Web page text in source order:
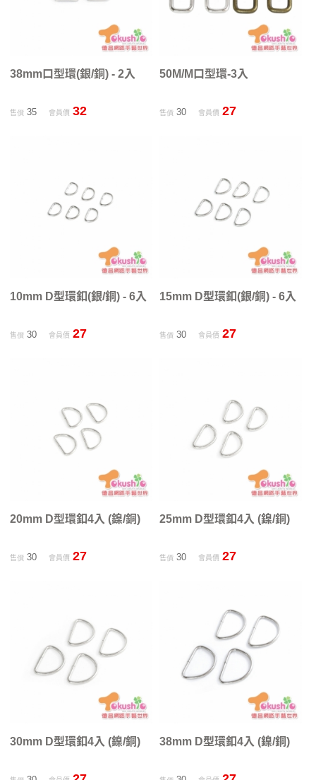
38mm口型環(銀/銅) - 2入
售價35 會員價 32
50M/M口型環-3入
售價 30 會員價 27
10mm D型環釦(銀/銅) - 6入
售價30 會員價 27
15mm D型環釦(銀/銅) - 6入
售價 30 會員價 27
20mm D型環釦4入 (鎳/銅)
售價30 會員價 27
25mm D型環釦4入 (鎳/銅)
售價 30 會員價 27
30mm D型環釦4入 (鎳/銅) 38mm D型環釦4入 (鎳/銅)